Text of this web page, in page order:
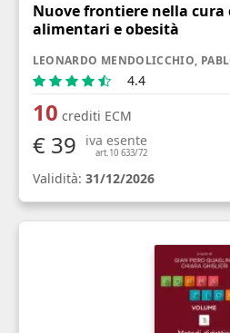
Nuove frontiere nella cura
alimentari e obesità
4.4
10 crediti ECM
€ 39 iva esente
art.10 633/72
Validità: 31/12/2026